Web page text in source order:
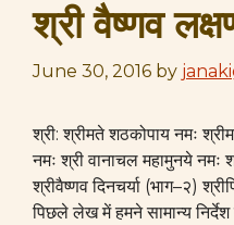
श्री वैष्णव
June 30, 2016 by
श्री: श्रीमते शठकोपाय नमः
नमः श्री वानाचल महामुनये नमः
श्रीवैष्णव दिनचर्या (भाग–२)
पिछले लेख में हमने सामान्य